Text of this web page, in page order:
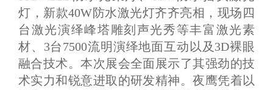
灯，新款40W防水激光灯齐齐亮相，现场四
台激光演绎峰塔雕刻声光秀等丰富激光素
材、3台7500流明演绎地面互动以及3D裸眼
融合技术。本次展会全面展示了其强劲的技
术实力和锐意进取的研发精神。夜鹰凭着以